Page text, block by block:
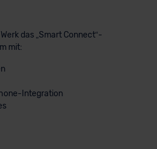
das „Smart Connect“-
mit:
Integration